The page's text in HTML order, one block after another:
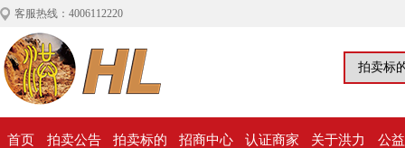
客服热线：4006112220
首页 拍卖公告 拍卖标的 招商中心 认证商家 关于洪力 公